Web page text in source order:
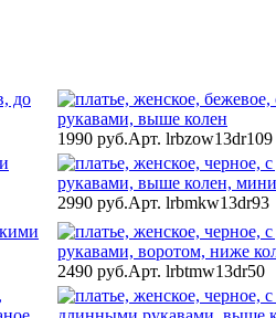
1990 руб.Арт. lrbzow13dr109
2990 руб.Арт. lrbmkw13dr93
2490 руб.Арт. lrbtmw13dr50